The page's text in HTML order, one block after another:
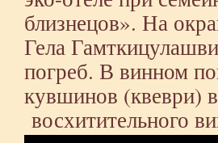
близнецов». На
Гела
погреб. В винном
кувшинов (квеври)
восхитительного